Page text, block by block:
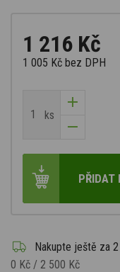
1 216 Kč
1 005 Kč bez DPH
ks
PŘIDAT
Nakupte ještě za
0 Kč / 2 500 Kč